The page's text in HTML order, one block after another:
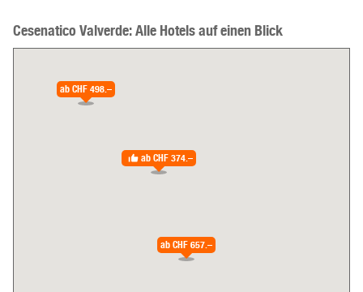
Cesenatico Valverde: Alle Hotels auf einen Blick
ab CHF 374.–
ab CHF 498.–
ab CHF 657.–